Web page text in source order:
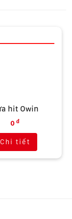
hit Owin
0 đ
Chi tiết